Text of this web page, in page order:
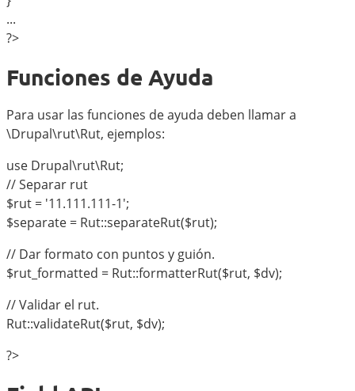
...
?>
Funciones de Ayuda
Para usar las funciones de ayuda deben llamar a
\Drupal\rut\Rut, ejemplos:
use Drupal\rut\Rut;
// Separar rut
$rut = '11.111.111-1';
$separate = Rut::separateRut($rut);
// Dar formato con puntos y guión.
$rut_formatted = Rut::formatterRut($rut, $dv);
// Validar el rut.
Rut::validateRut($rut, $dv);
?>